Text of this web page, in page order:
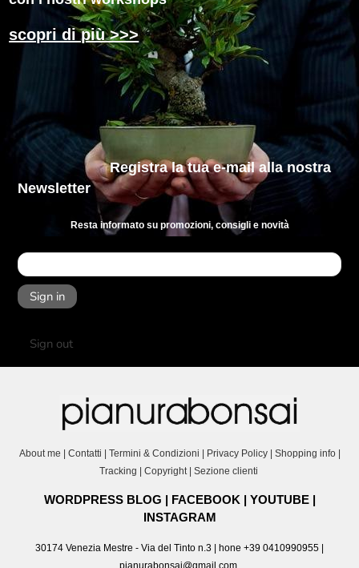
scopri di più >>>
Registra la tua e-mailalla nostra
Newsletter
Resta informato su promozioni, consigli e novità
Sign in
Sign out
About me Contatti Termini & Condizioni Privacy Policy| Shopping info|
Tracking
Copyright| Sezione clienti
WORDPRESS BLOG | FACEBOOK | YOUTUBE|
INSTAGRAM
30174 Venezia Mestre - Via del Tinto n.3 | hone +39 0410990955 |
pianurabonsai@gmail.com